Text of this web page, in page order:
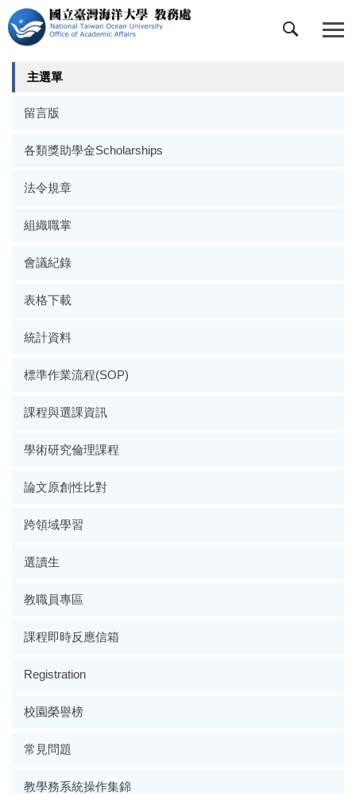
跳
到
主
要
主選單
留言版
各類獎助學金Scholarships
法令規章
組織職掌
會議紀錄
表格下載
統計資料
標準作業流程(SOP)
課程與選課資訊
學術研究倫理課程
論文原創性比對
跨領域學習
選讀生
教職員專區
課程即時反應信箱
Registration
校園榮譽榜
常見問題
教學務系統操作集錦